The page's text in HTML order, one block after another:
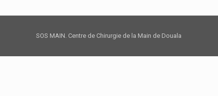
SOS MAIN. Centre de Chirurgie de la Main de Douala